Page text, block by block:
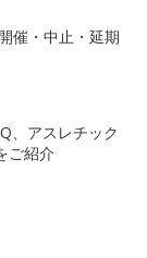
催・中止・延期
、アスレチック
ご紹介